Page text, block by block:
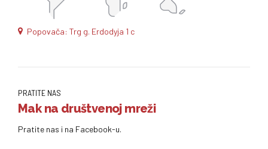
Popovača: Trg g. Erdodyja 1 c
PRATITE NAS
Mak na društvenoj mreži
Pratite nas i na Facebook-u.